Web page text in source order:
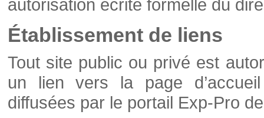
autorisation écrite formelle du
Établissement de liens
Tout site public ou privé est
un lien vers la page
diffusées par le portail Exp-Pro